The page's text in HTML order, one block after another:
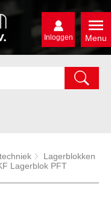
Menu
Inloggen
Lagerblokken
Lagerblok PFT